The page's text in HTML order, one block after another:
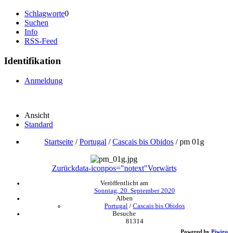
Schlagworte0
Suchen
Info
RSS-Feed
Identifikation
Anmeldung
Ansicht
Standard
Startseite /Portugal /Cascais bis Obidos /pm 01g
Zurückdata-iconpos="notext"Vorwärts
Veröffentlicht am
Sonntag, 20. September 2020
Alben
Portugal / Cascais bis Obidos
Besuche
81314
Powered by Piwigo